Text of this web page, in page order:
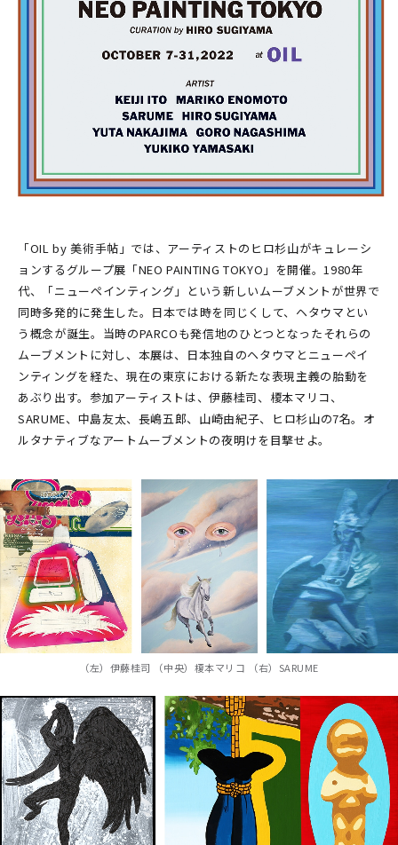
「OIL by 美術手帖」では、アーティストのヒロ杉山がキュレーシ
ョンするグループ展「NEO PAINTING TOKYO」を開催。1980年
代、「ニューペインティング」という新しいムーブメントが世界で
同時多発的に発生した。日本では時を同じくして、ヘタウマとい
う概念が誕生。当時のPARCOも発信地のひとつとなったそれらの
ムーブメントに対し、本展は、日本独自のヘタウマとニューペイ
ンティングを経た、現在の東京における新たな表現主義の胎動を
あぶり出す。参加アーティストは、伊藤桂司、榎本マリコ、
SARUME、中島友太、長嶋五郎、山崎由紀子、ヒロ杉山の7名。オ
ルタナティブなアートムーブメントの夜明けを目撃せよ。
（左）伊藤桂司 （中央）榎本マリコ （右）SARUME